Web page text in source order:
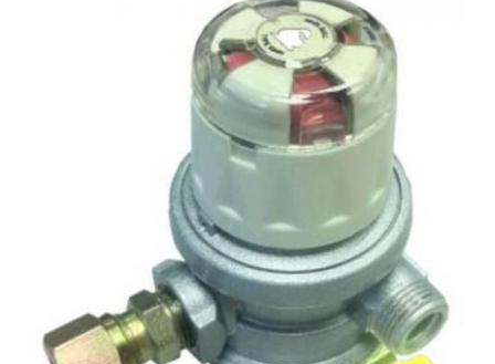
Articoli per Nautica
Imbarcazioni e Motori Marini
Carrelli e Rimorchi
Offerte del Mese
Best Seller
Pronta Consegna